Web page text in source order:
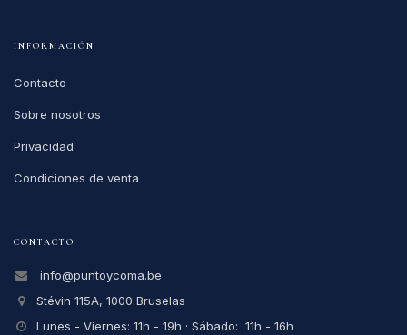
INFORMACIÓN
Contacto
Sobre nosotros
Privacidad
Condiciones de venta
CONTACTO
info@puntoycoma.be
Stévin 115A, 1000 Bruselas
Lunes - Viernes: 11h - 19h · Sábado: 11h - 16h